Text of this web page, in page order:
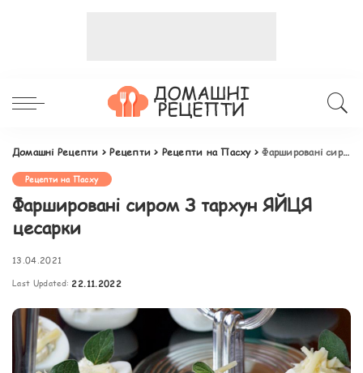
Домашні Рецепти >Рецепти > Рецепти на Пасху>Фаршировані сиром З тархун ЯЙЦЯ цесарки
Рецепти на Пасху
Фаршировані сиром З тархун ЯЙЦЯ
цесарки
13.04.2021
Last Updated: 22.11.2022